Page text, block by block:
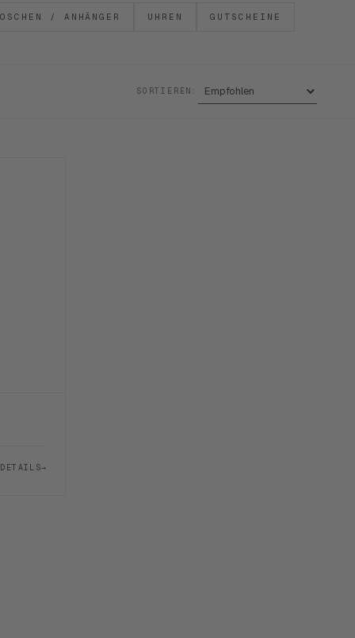
/ ANHÄNGER UHREN GUTSCHEINE
SORTIEREN:
DETAILS→